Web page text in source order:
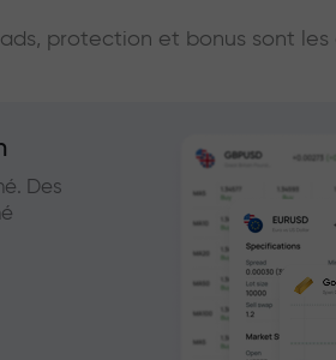
protection et bonus sont les
Des